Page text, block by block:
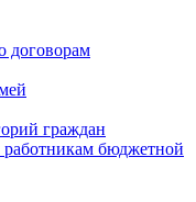
договорам
граждан
бюджетной